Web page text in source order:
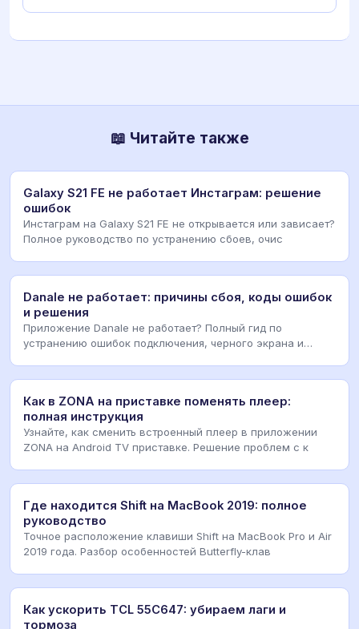
📖 Читайте также
Galaxy S21 FE не работает Инстаграм: решение
ошибок
Инстаграм на Galaxy S21 FE не открывается или зависает?
Полное руководство по устранению сбоев, очис
Danale не работает: причины сбоя, коды ошибок
и решения
Приложение Danale не работает? Полный гид по
устранению ошибок подключения, черного экрана и
Как в ZONA на приставке поменять плеер:
полная инструкция
Узнайте, как сменить встроенный плеер в приложении
ZONA на Android TV приставке. Решение проблем с к
Где находится Shift на MacBook 2019: полное
руководство
Точное расположение клавиши Shift на MacBook Pro и Air
2019 года. Разбор особенностей Butterfly-клав
Как ускорить TCL 55C647: убираем лаги и
тормоза